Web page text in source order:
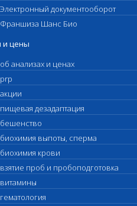
Электронный документооборот
Франшиза Шанс Био
и цены
об анализах и ценах
prp
акции
пищевая дезадаптация
бешенство
биохимия выпоты, сперма
биохимия крови
взятие проб и пробоподготовка
витамины
гематология